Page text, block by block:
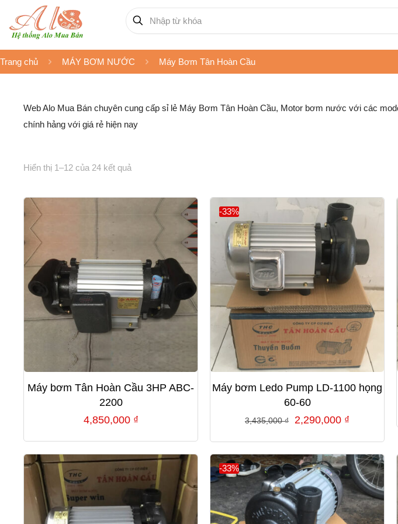
Trang chủ MÁY BƠM NƯỚC Máy Bơm Tân Hoàn Cầu
Web Alo Mua Bán chuyên cung cấp sỉ lẻ Máy Bơm Tân Hoàn Cầu, Motor bơm nước với các
chính hảng với giá rẻ hiện nay
Hiển thị 1–12 của 24 kết quả
Máy bơm Tân Hoàn Cầu 3HP ABC-
2200
4,850,000 ₫
-33%
Máy bơm Ledo Pump LD-1100 họng
60-60
3,435,000₫
Giá
là:
3,435,000 ₫.
2,290,000 ₫
tại
là:
2,290,000
-33%